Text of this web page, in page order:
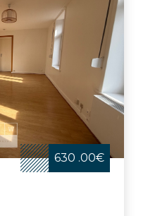
630 .00€